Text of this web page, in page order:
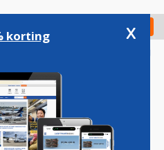
Check in
korting x